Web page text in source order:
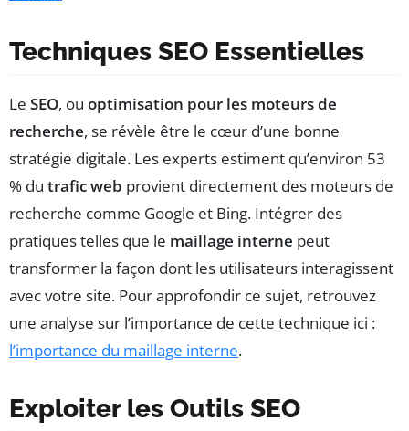
Techniques SEO Essentielles
Le SEO, ou optimisation pour les moteurs de
recherche, se révèle être le cœur d’une bonne
stratégie digitale. Les experts estiment qu’environ 53
% du trafic web provient directement des moteurs de
recherche comme Google et Bing. Intégrer des
pratiques telles que le maillage interne peut
transformer la façon dont les utilisateurs interagissent
avec votre site. Pour approfondir ce sujet, retrouvez
une analyse sur l’importance de cette technique ici :
l’importance du maillage interne.
Exploiter les Outils SEO